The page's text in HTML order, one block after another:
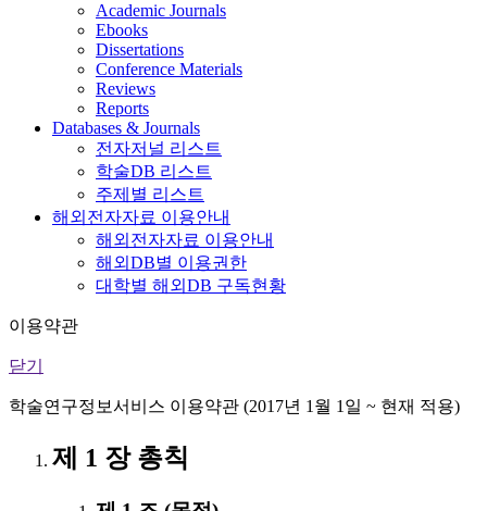
Academic Journals
Ebooks
Dissertations
Conference Materials
Reviews
Reports
Databases & Journals
전자저널 리스트
학술DB 리스트
주제별 리스트
해외전자자료 이용안내
해외전자자료 이용안내
해외DB별 이용권한
대학별 해외DB 구독현황
이용약관
닫기
학술연구정보서비스 이용약관 (2017년 1월 1일 ~ 현재 적용)
제 1 장 총칙